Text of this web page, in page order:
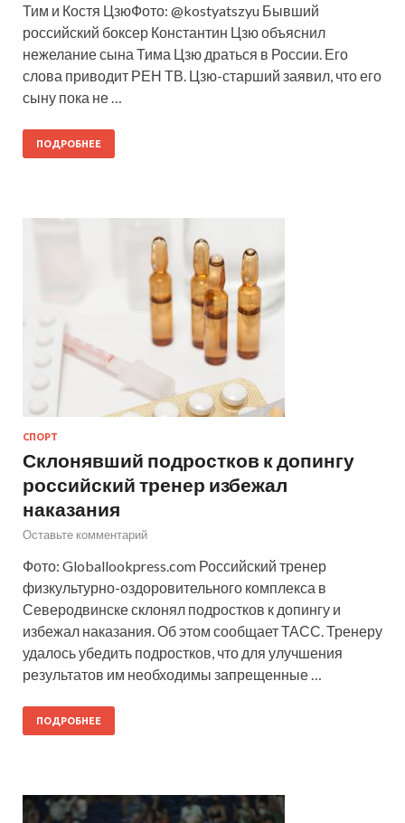
Тим и Костя ЦзюФото: @kostyatszyu Бывший
российский боксер Константин Цзю объяснил
нежелание сына Тима Цзю драться в России. Его
слова приводит РЕН ТВ. Цзю-старший заявил, что его
сыну пока не …
ПОДРОБНЕЕ
СПОРТ
Склонявший подростков к допингу
российский тренер избежал
наказания
Оставьте комментарий
Фото: Globallookpress.com Российский тренер
физкультурно-оздоровительного комплекса в
Северодвинске склонял подростков к допингу и
избежал наказания. Об этом сообщает ТАСС. Тренеру
удалось убедить подростков, что для улучшения
результатов им необходимы запрещенные …
ПОДРОБНЕЕ